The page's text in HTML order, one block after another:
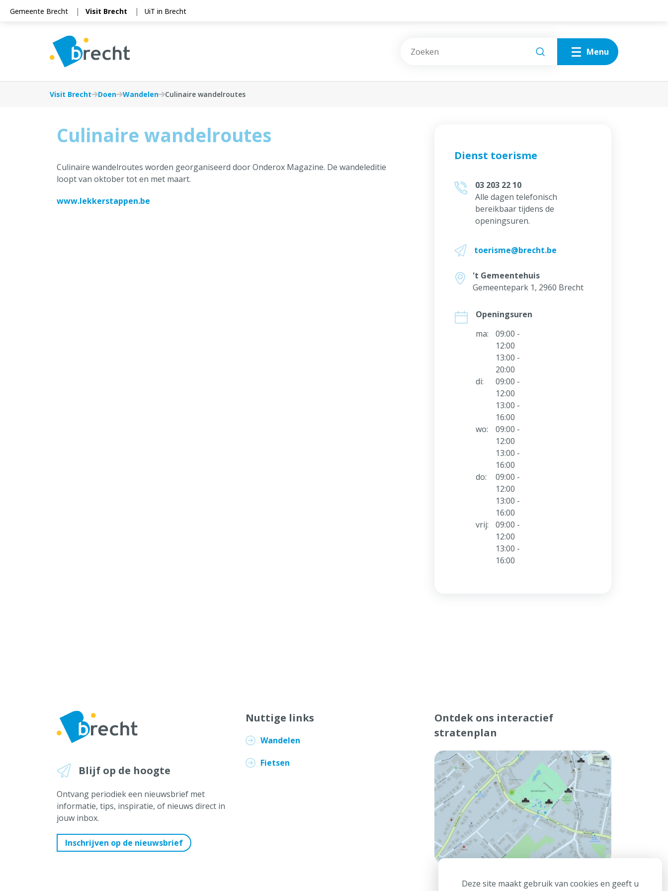
Gemeente Brecht Visit Brecht UiT in Brecht
Menu
Doen
Wandelen
Visit Brecht Doen Wandelen Culinaire wandelroutes
Culinaire wandelroutes
Culinaire wandelroutes worden georganiseerd door Onderox Magazine. De wandeleditie
loopt van oktober tot en met maart.
www.lekkerstappen.be
Dienst toerisme
03 203 22 10
Alle dagen telefonisch
bereikbaar tijdens de
openingsuren.
toerisme@brecht.be
't Gemeentehuis
Gemeentepark 1, 2960 Brecht
Openingsuren
ma:
09:00 -
12:00
13:00 -
20:00
di:
09:00 -
12:00
13:00 -
16:00
wo:
09:00 -
12:00
13:00 -
16:00
do:
09:00 -
12:00
13:00 -
16:00
vrij:
09:00 -
12:00
13:00 -
16:00
Blijf op de hoogte
Ontvang periodiek een nieuwsbrief met
informatie, tips, inspiratie, of nieuws direct in
jouw inbox.
Inschrijven op de nieuwsbrief
Nuttige links
Wandelen
Fietsen
Ontdek ons interactief
stratenplan
Cookies beheer paneel
Deze site maakt gebruik van cookies en geeft u